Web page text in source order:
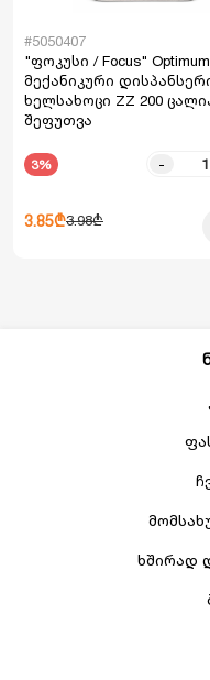
#5050407
"ფოკუსი / Focus" Optimum
მექანიკური
ხელსახოცი ZZ 200
შეფუთვა
3% -
3.85₾3.98₾
ხშირად